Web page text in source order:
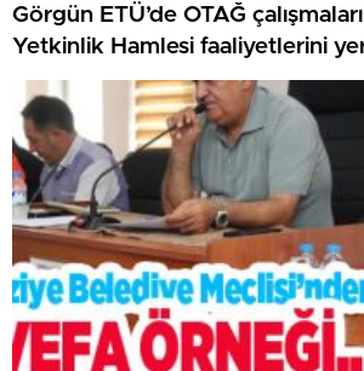
Görgün ETÜ’de OTAĞ
Yetkinlik Hamlesi faaliyetlerini